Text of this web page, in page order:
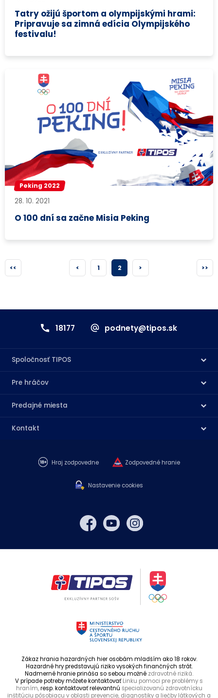
Tatry ožijú športom a olympijskými hrami:
Pripravuje sa zimná edícia Olympijského
festivalu!
Peking 2022
28. 10. 2021
O 100 dní sa začne Misia Peking
<< < 1 2 > >>
18177 podnety@tipos.sk
Spoločnosť TIPOS
Pre hráčov
Predajné miesta
Kontakt
Hraj zodpovedne Zodpovedné hranie
Nastavenie cookies
Zákaz hrania hazardných hier osobám mladším ako 18 rokov.
Hazardné hry predstavujú riziko vysokých finančných strát.
Nadmerné hranie prináša so sebou možné zdravotné riziká.
V prípade potreby môžete kontaktovaťLinku pomoci pre problémy s
hraním,resp. kontaktovať relevantnú špecializovanú zdravotnícku
inštitúciu pôsobiacu v oblasti prevencie, diagnostiky a liečby látkových a